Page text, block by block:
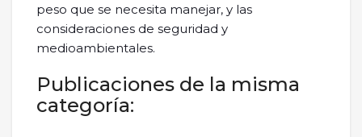
peso que se necesita manejar, y las
consideraciones de seguridad y
medioambientales.
Publicaciones de la misma
categoría: